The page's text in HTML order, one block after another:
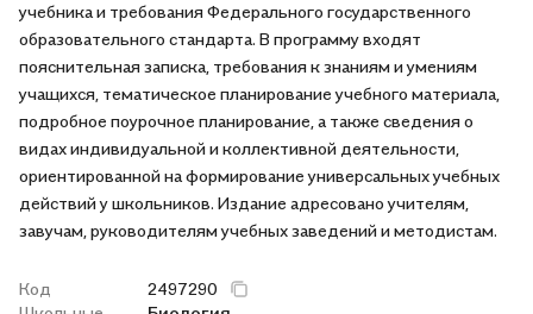
учебника и требования Федерального государственного
образовательного стандарта. В программу входят
пояснительная записка, требования к знаниям и умениям
учащихся, тематическое планирование учебного материала,
подробное поурочное планирование, а также сведения о
видах индивидуальной и коллективной деятельности,
ориентированной на формирование универсальных учебных
действий у школьников. Издание адресовано учителям,
завучам, руководителям учебных заведений и методистам.
Код
2497290